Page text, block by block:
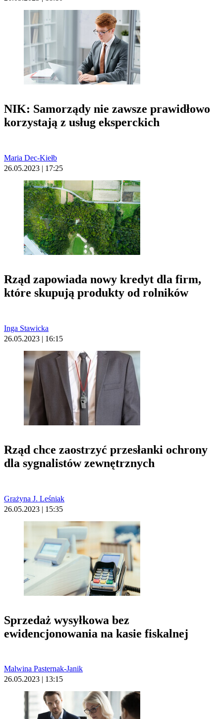
NIK: Samorządy nie zawsze prawidłowo
korzystają z usług eksperckich
Maria Dec-Kiełb
26.05.2023 | 17:25
Rząd zapowiada nowy kredyt dla firm,
które skupują produkty od rolników
Inga Stawicka
26.05.2023 | 16:15
Rząd chce zaostrzyć przesłanki ochrony
dla sygnalistów zewnętrznych
Grażyna J. Leśniak
26.05.2023 | 15:35
Sprzedaż wysyłkowa bez
ewidencjonowania na kasie fiskalnej
Malwina Pasternak-Janik
26.05.2023 | 13:15